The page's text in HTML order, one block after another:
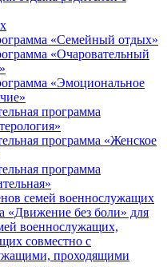
«Семейный отдых»
«Очаровательный
«Эмоциональное
программа
программа «Женское
программа
семей военнослужащих
«Движение без боли» для
военнослужащих,
совместно с
проходящими